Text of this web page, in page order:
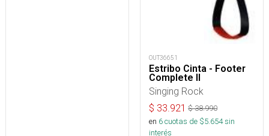
OUT36651
Estribo Cinta - Footer
Complete II
Singing Rock
$ 33.921 $38.990
en 6cuotas de $5.654sin
interés